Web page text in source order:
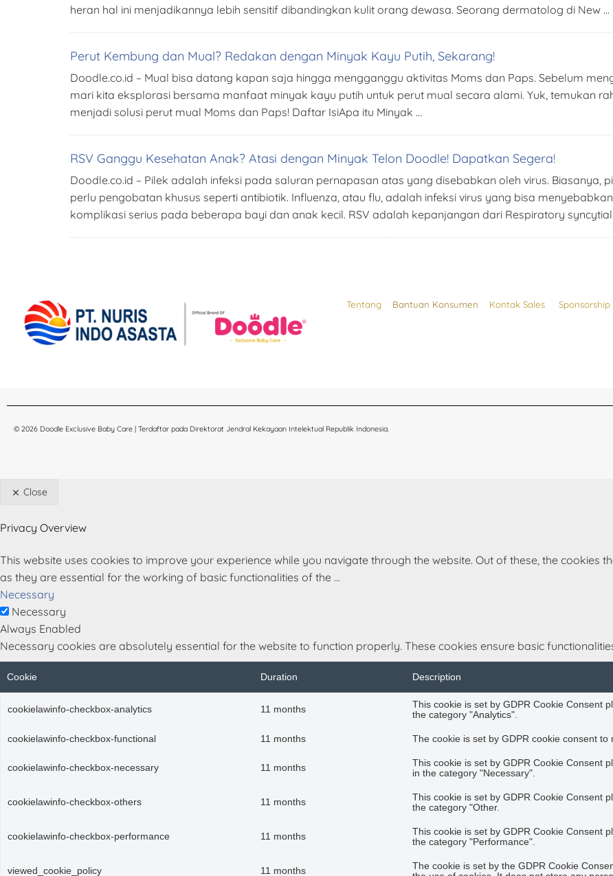
heran hal ini menjadikannya lebih sensitif dibandingkan kulit orang dewasa. Seorang dermatolog di New …
Perut Kembung dan Mual? Redakan dengan Minyak Kayu Putih, Sekarang!
Doodle.co.id – Mual bisa datang kapan saja hingga mengganggu aktivitas Moms dan Paps. Sebelum
mari kita eksplorasi bersama manfaat minyak kayu putih untuk perut mual secara alami. Yuk, temukan
menjadi solusi perut mual Moms dan Paps! Daftar IsiApa itu Minyak …
RSV Ganggu Kesehatan Anak? Atasi dengan Minyak Telon Doodle! Dapatkan Segera!
Doodle.co.id – Pilek adalah infeksi pada saluran pernapasan atas yang disebabkan oleh virus. Biasanya,
perlu pengobatan khusus seperti antibiotik. Influenza, atau flu, adalah infeksi virus yang bisa
komplikasi serius pada beberapa bayi dan anak kecil. RSV adalah kepanjangan dari Respiratory
Tentang Bantuan Konsumen Kontak Sales Sponsorship
© 2026 Doodle Exclusive Baby Care | Terdaftar pada Direktorat Jendral Kekayaan Intelektual Republik Indonesia.
Close
Privacy Overview
This website uses cookies to improve your experience while you navigate through the website. Out of these, the
as they are essential for the working of basic functionalities of the ...
Necessary
Necessary
Always Enabled
Necessary cookies are absolutely essential for the website to function properly. These cookies ensure basic
Cookie Duration Description
cookielawinfo-checkbox-analytics 11 months
This cookie is set by GDPR Cookie Consent
the category "Analytics".
cookielawinfo-checkbox-functional 11 months The cookie is set by GDPR cookie consent
cookielawinfo-checkbox-necessary 11 months
This cookie is set by GDPR Cookie Consent
in the category "Necessary".
cookielawinfo-checkbox-others 11 months
This cookie is set by GDPR Cookie Consent
the category "Other.
cookielawinfo-checkbox-performance 11 months
This cookie is set by GDPR Cookie Consent
the category "Performance".
viewed_cookie_policy 11 months
The cookie is set by the GDPR Cookie